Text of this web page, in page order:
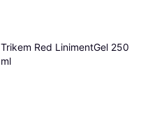
Trikem Red LinimentGel 250
ml